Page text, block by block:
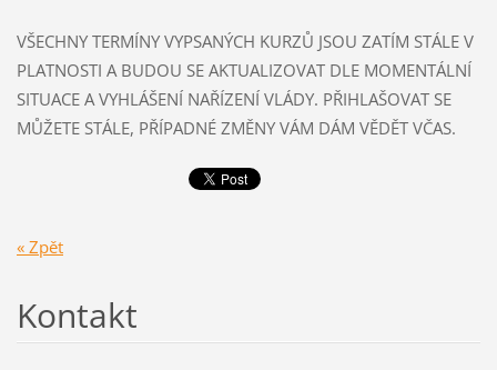
VŠECHNY TERMÍNY VYPSANÝCH KURZŮ JSOU ZATÍM STÁLE V
PLATNOSTI A BUDOU SE AKTUALIZOVAT DLE MOMENTÁLNÍ
SITUACE A VYHLÁŠENÍ NAŘÍZENÍ VLÁDY. PŘIHLAŠOVAT SE
MŮŽETE STÁLE, PŘÍPADNÉ ZMĚNY VÁM DÁM VĚDĚT VČAS.
« Zpět
Kontakt